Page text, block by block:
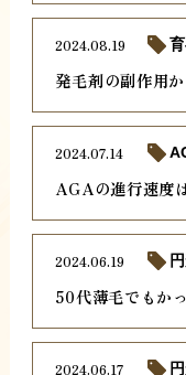
発毛剤の副作用
2024.08.19
AGAの進行速度
2024.07.14
50代薄毛でもか
2024.06.19
2024.06.17